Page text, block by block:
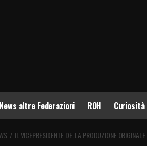
News altre Federazioni ROH Curiosità
IL VICEPRESIDENTE DELLA PRODUZIONE